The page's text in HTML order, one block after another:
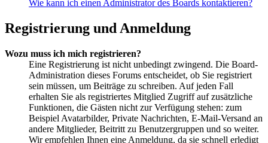
Wie kann ich einen Administrator des Boards kontaktieren?
Registrierung und Anmeldung
Wozu muss ich mich registrieren?
Eine Registrierung ist nicht unbedingt zwingend. Die Board-
Administration dieses Forums entscheidet, ob Sie registriert
sein müssen, um Beiträge zu schreiben. Auf jeden Fall
erhalten Sie als registriertes Mitglied Zugriff auf zusätzliche
Funktionen, die Gästen nicht zur Verfügung stehen: zum
Beispiel Avatarbilder, Private Nachrichten, E-Mail-Versand an
andere Mitglieder, Beitritt zu Benutzergruppen und so weiter.
Wir empfehlen Ihnen eine Anmeldung, da sie schnell erledigt